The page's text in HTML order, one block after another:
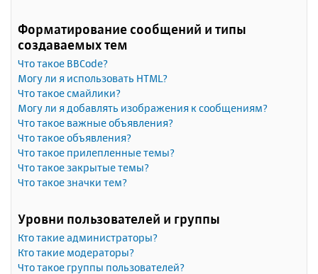
Форматирование сообщений и типы
создаваемых тем
Что такое BBCode?
Могу ли я использовать HTML?
Что такое смайлики?
Могу ли я добавлять изображения к сообщениям?
Что такое важные объявления?
Что такое объявления?
Что такое прилепленные темы?
Что такое закрытые темы?
Что такое значки тем?
Уровни пользователей и группы
Кто такие администраторы?
Кто такие модераторы?
Что такое группы пользователей?